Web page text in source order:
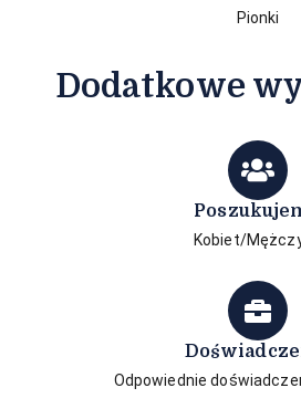
Pionki
Dodatkowe
Kobiet/
Odpowiednie